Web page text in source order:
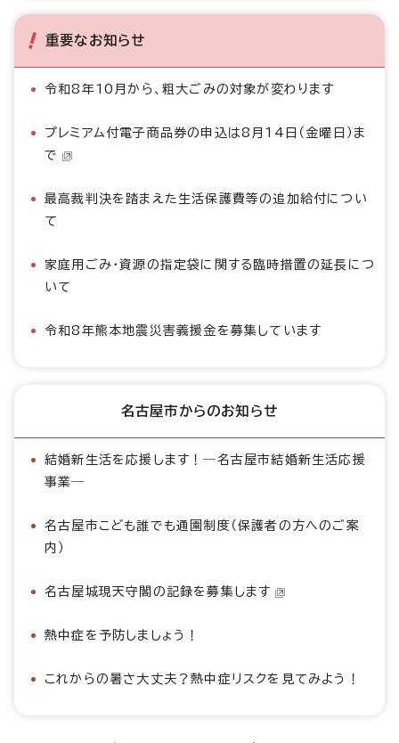
重要なお知らせ
令和8年10月から、粗大ごみの対象が変わります
プレミアム付電子商品券の申込は8月14日（金曜日）ま
で
最高裁判決を踏まえた生活保護費等の追加給付につい
て
家庭用ごみ・資源の指定袋に関する臨時措置の延長につ
いて
令和8年熊本地震災害義援金を募集しています
名古屋市からのお知らせ
結婚新生活を応援します！―名古屋市結婚新生活応援
事業―
名古屋市こども誰でも通園制度（保護者の方へのご案
内）
名古屋城現天守閣の記録を募集します
熱中症を予防しましょう！
これからの暑さ大丈夫？熱中症リスクを見てみよう！